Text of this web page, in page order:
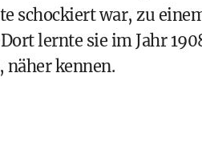
schockiert war, zu
lernte sie im Jahr
näher kennen.